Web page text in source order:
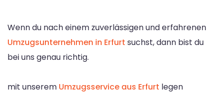
Wenn du nach einem zuverlässigen und erfahrenen
Umzugsunternehmen in Erfurt suchst, dann bist du
bei uns genau richtig.
mit unserem Umzugsservice aus Erfurt legen